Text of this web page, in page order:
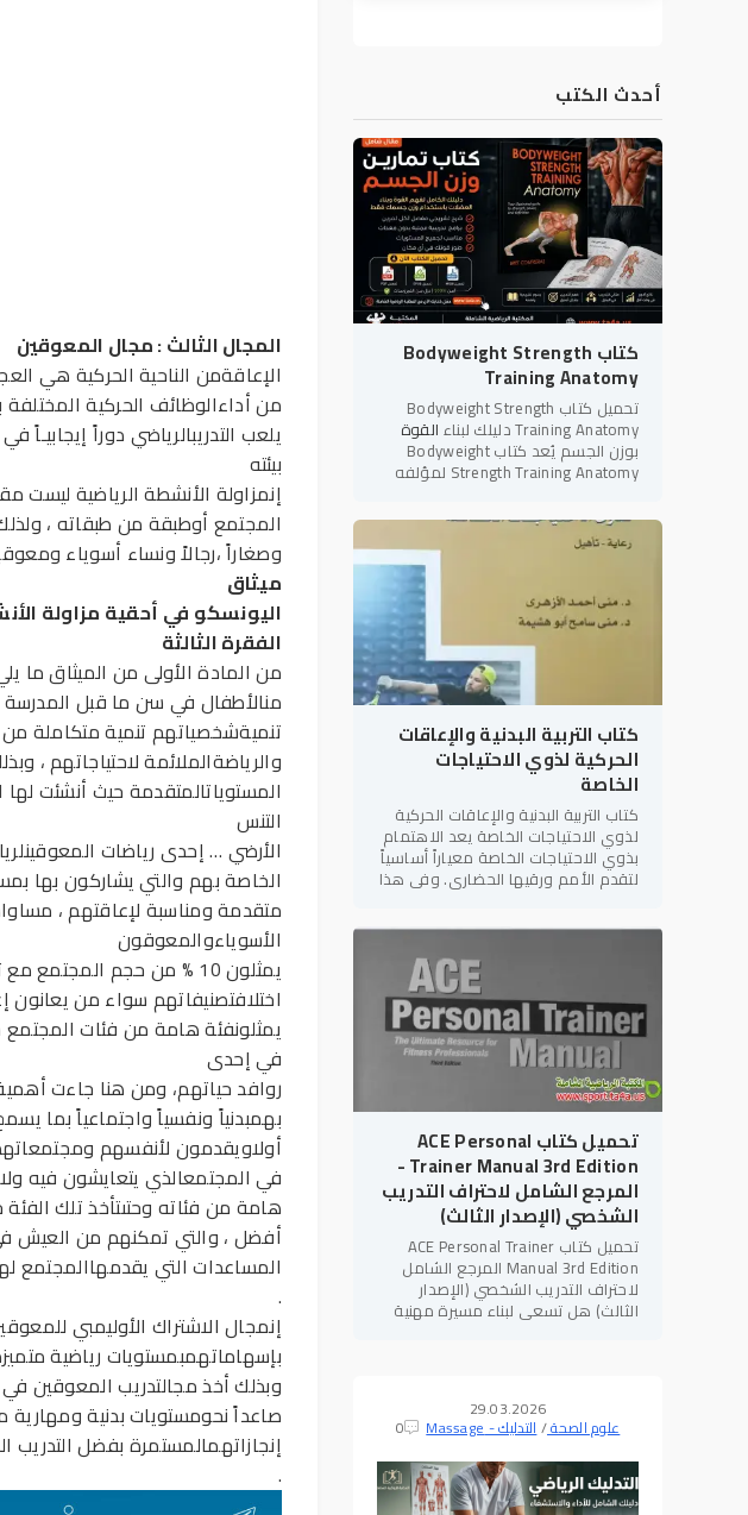
أحدث الكتب
كتاب Bodyweight Strength
Training Anatomy
تحميل كتاب Bodyweight Strength
Training Anatomy دليلك لبناء القوة
بوزن الجسم يُعد كتاب Bodyweight
Strength Training Anatomy لمؤلفه
المراجع العلمية والعملية في
كتاب التربية البدنية والإعاقات
الحركية لذوي الاحتياجات
الخاصة
كتاب التربية البدنية والإعاقات الحركية
لذوي الاحتياجات الخاصة يعد الاهتمام
بذوي الاحتياجات الخاصة معياراً أساسياً
لتقدم الأمم ورقيها الحضاري. وفي هذا
والإعاقات
تحميل كتاب ACE Personal
Trainer Manual 3rd Edition -
المرجع الشامل لاحتراف التدريب
الشخصي (الإصدار الثالث)
تحميل كتاب ACE Personal Trainer
Manual 3rd Edition المرجع الشامل
لاحتراف التدريب الشخصي (الإصدار
الثالث) هل تسعى لبناء مسيرة مهنية
29.03.2026
علوم الصحة/التدليك - Massage 0
المجالالثالث : مجال المعوقين
الإعاقةمن الناحية الحركية هي
من أداءالوظائف الحركية
يلعب التدريبالرياضي دوراً
بيئته
إنمزاولة الأنشطة الرياضية
المجتمع أوطبقة من طبقاته ،
وصغاراً ،رجالاً ونساء أسوياء
ميثاق
اليونسكو في أحقية مزاولة
الفقرة الثالثة
من المادة الأولى من الميثاق ما
منالأطفال في سن ما قبل
تنميةشخصياتهم تنمية متكاملة من
والرياضةالملائمة لاحتياجاتهم ،
المستوياتالمتقدمة حيث أنشئت لها
التنس
الأرضي … إحدى رياضات
الخاصة بهم والتي يشاركون بها
متقدمة ومناسبة لإعاقتهم ،
الأسوياءوالمعوقون
يمثلون 10 % من حجم
اختلافتصنيفاتهم سواء من يعانون
يمثلونفئة هامة من فئات
في إحدى
روافد حياتهم، ومن هنا جاءت
بهمبدنياً ونفسياً واجتماعياً بما
أولاويقدمون لأنفسهم
في المجتمعالذي يتعايشون فيه
هامة من فئاته وحتىتأخذ تلك
أفضل ، والتي تمكنهم من العيش
المساعدات التي يقدمهاالمجتمع
.
إنمجال الاشتراك الأوليمبي
بإسهاماتهمبمستويات رياضية
وبذلك أخذ مجالتدريب المعوقين
صاعداً نحومستويات بدنية ومهارية
إنجازاتهمالمستمرة بفضل التدريب
.